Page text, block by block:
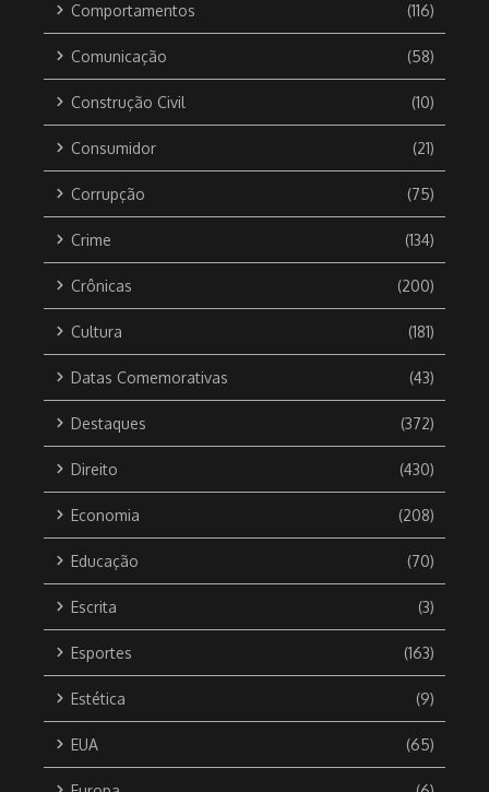
Comportamentos (116)
Comunicação (58)
Construção Civil (10)
Consumidor (21)
Corrupção (75)
Crime (134)
Crônicas (200)
Cultura (181)
Datas Comemorativas (43)
Destaques (372)
Direito (430)
Economia (208)
Educação (70)
Escrita (3)
Esportes (163)
Estética (9)
EUA (65)